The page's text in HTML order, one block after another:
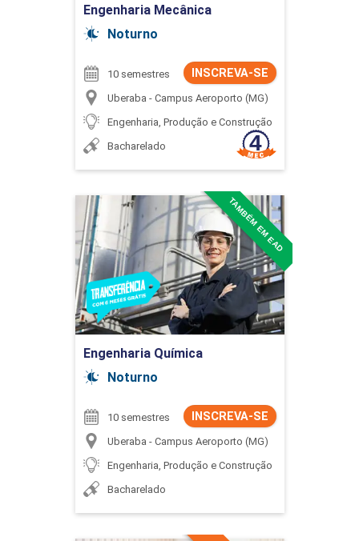
Engenharia Mecânica
Noturno
INSCREVA-SE
10 semestres
Uberaba - Campus Aeroporto (MG)
Engenharia, Produção e Construção
Bacharelado
Engenharia Química
Noturno
TAMBÉM EM EAD
INSCREVA-SE
10 semestres
Uberaba - Campus Aeroporto (MG)
Engenharia, Produção e Construção
Bacharelado
Engenharia Química
Detalhes do curso
Ir para Inscrição